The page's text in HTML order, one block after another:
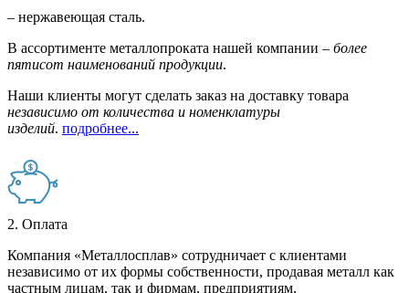
– нержавеющая сталь.
В ассортименте металлопроката нашей компании – более
пятисот наименований продукции.
Наши клиенты могут сделать заказ на доставку товара
независимо от количества и номенклатуры
изделий. подробнее...
2. Оплата
Компания «Металлосплав» сотрудничает с клиентами
независимо от их формы собственности, продавая металл как
частным лицам, так и фирмам, предприятиям,